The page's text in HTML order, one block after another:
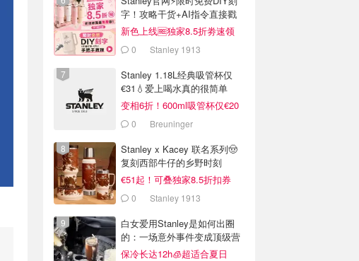
字！攻略干货+AI指令直接戳
新色上线🆓独家8.5折劵速领
0 Stanley 1913
Stanley 1.18L经典吸管杯仅
€31💧爱上喝水真的很简单
变相6折！600ml吸管杯仅€20
0 Breuninger
Stanley x Kacey 联名系列🤠
复刻西部牛仔的乡野时刻
€51起！可叠独家8.5折扣券
0 Stanley 1913
白女爱用Stanley是如何出圈
的：一场意外事件变成顶级营
销案例
保冷长达12h🧊超适合夏日